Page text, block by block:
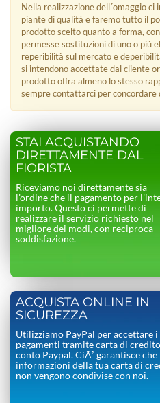
Nella realizzazione dell´omaggio
piante di qualità e faremo tutto il
prodotto scelto quanto a forma,
permesse sostituzioni di uno o più
reperibilità sul mercato e
si intendono accettate dal cliente
prodotto offra almeno lo stesso
sempre contattarci per concordare
STAI ACQUISTANDO
DIRETTAMENTE DAL
FIORISTA
Riceviamo noi direttamente sia
l’ordine che il pagamento per
importo. Questo ci permette di
realizzare il servizio richiesto nel
migliore dei modi, con reciproca
soddisfazione.
ACQUISTA ONLINE IN
SICUREZZA
Utilizziamo PayPal per accettare i
pagamenti tramite carta di
conto Paypal. CiÃ² garantisce che
informazioni della tua carta di
non vengono condivise con noi.